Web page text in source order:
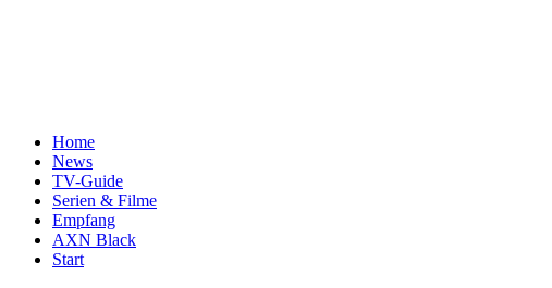
Home
News
TV-Guide
Serien & Filme
Empfang
AXN Black
Start